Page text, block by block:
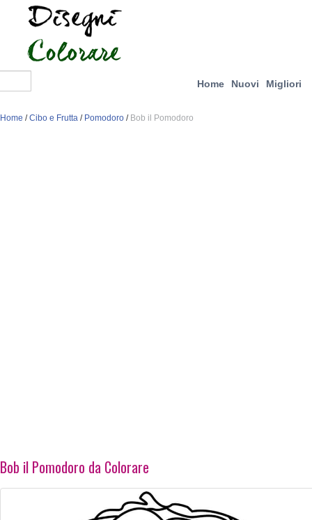
Home Nuovi Migliori
Home /Cibo e Frutta / Pomodoro / Bob il Pomodoro
Bob il Pomodoro da Colorare